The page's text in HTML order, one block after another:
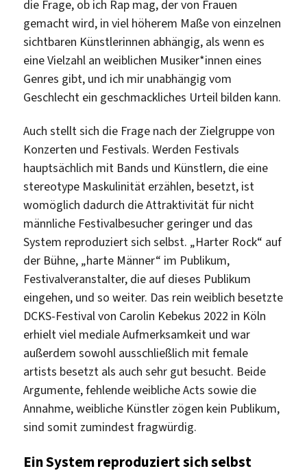
die Frage, ob ich Rap mag, der von Frauen
gemacht wird, in viel höherem Maße von einzelnen
sichtbaren Künstlerinnen abhängig, als wenn es
eine Vielzahl an weiblichen Musiker*innen eines
Genres gibt, und ich mir unabhängig vom
Geschlecht ein geschmackliches Urteil bilden kann.
Auch stellt sich die Frage nach der Zielgruppe von
Konzerten und Festivals. Werden Festivals
hauptsächlich mit Bands und Künstlern, die eine
stereotype Maskulinität erzählen, besetzt, ist
womöglich dadurch die Attraktivität für nicht
männliche Festivalbesucher geringer und das
System reproduziert sich selbst. „Harter Rock“ auf
der Bühne, „harte Männer“ im Publikum,
Festivalveranstalter, die auf dieses Publikum
eingehen, und so weiter. Das rein weiblich besetzte
DCKS-Festival von Carolin Kebekus 2022 in Köln
erhielt viel mediale Aufmerksamkeit und war
außerdem sowohl ausschließlich mit female
artists besetzt als auch sehr gut besucht. Beide
Argumente, fehlende weibliche Acts sowie die
Annahme, weibliche Künstler zögen kein Publikum,
sind somit zumindest fragwürdig.
Ein System reproduziert sich selbst